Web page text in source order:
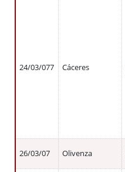
24/03/077 Cáceres
26/03/07 Olivenza